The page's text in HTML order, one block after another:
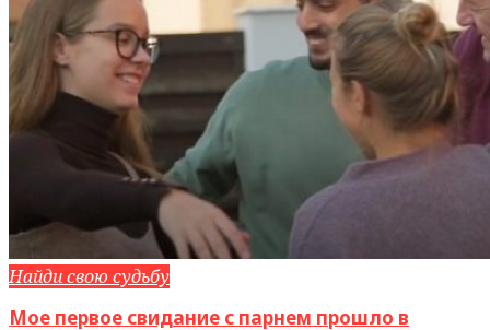
Найди свою судьбу
Мое первое свидание с парнем прошло в